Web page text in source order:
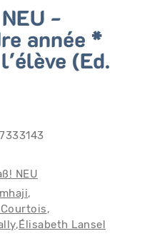
-
année *
(Ed.
NEU
Élisabeth Lansel